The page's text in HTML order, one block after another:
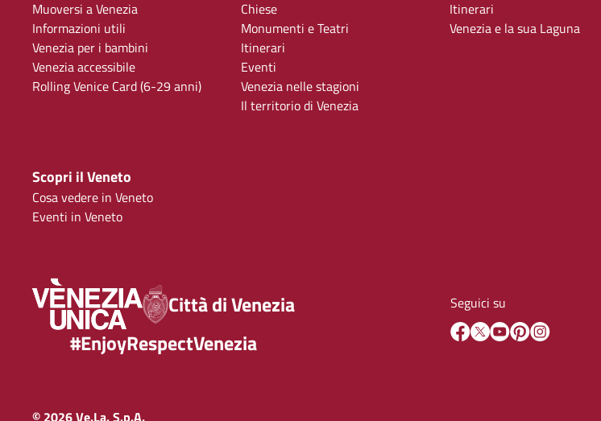
Muoversi a Venezia
Informazioni utili
Venezia per i bambini
Venezia accessibile
Rolling Venice Card (6-29 anni)
Chiese
Monumenti e Teatri
Itinerari
Eventi
Venezia nelle stagioni
Il territorio di Venezia
Itinerari
Venezia e la sua Laguna
Scopri il Veneto
Cosa vedere in Veneto
Eventi in Veneto
Città di Venezia
#EnjoyRespectVenezia
Seguici su
© 2026 Ve.La. S.p.A.